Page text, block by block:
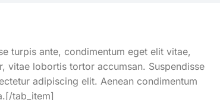
turpis ante, condimentum eget elit vitae,
vitae lobortis tortor accumsan. Suspendisse
adipiscing elit. Aenean condimentum
tab_item]